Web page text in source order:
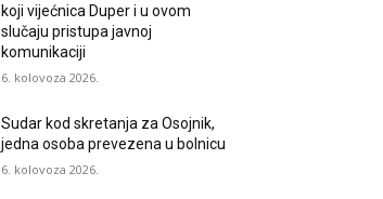
koji vijećnica Duper i u ovom
slučaju pristupa javnoj
komunikaciji
6. kolovoza 2026.
Sudar kod skretanja za Osojnik,
jedna osoba prevezena u bolnicu
6. kolovoza 2026.